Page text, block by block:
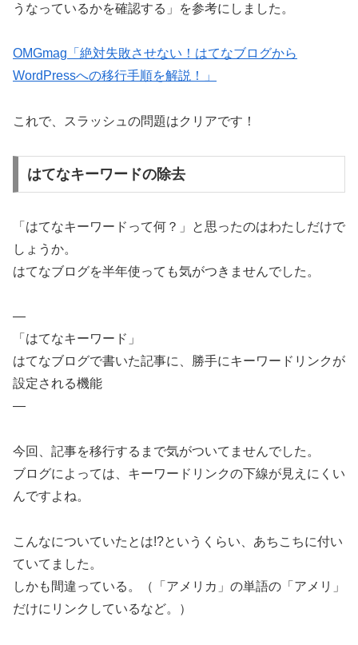
うなっているかを確認する」を参考にしました。
OMGmag「絶対失敗させない！はてなブログから
WordPressへの移行手順を解説！」
これで、スラッシュの問題はクリアです！
はてなキーワードの除去
「はてなキーワードって何？」と思ったのはわたしだけで
しょうか。
はてなブログを半年使っても気がつきませんでした。
—
「はてなキーワード」
はてなブログで書いた記事に、勝手にキーワードリンクが
設定される機能
—
今回、記事を移行するまで気がついてませんでした。
ブログによっては、キーワードリンクの下線が見えにくい
んですよね。
こんなについていたとは!?というくらい、あちこちに付い
ていてました。
しかも間違っている。（「アメリカ」の単語の「アメリ」
だけにリンクしているなど。）